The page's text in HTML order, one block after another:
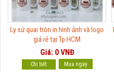
Ly sứ quai tròn in hình ảnh và logo
giá rẻ tại Tp.HCM
Giá: 0 VNĐ
Chi tiết